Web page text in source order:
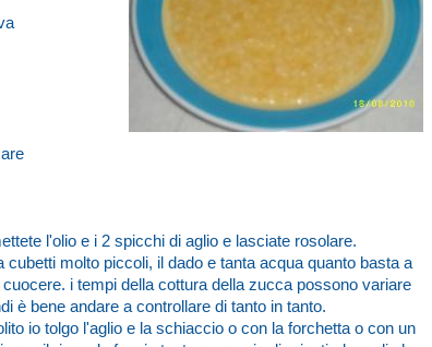
l'olio e i 2 spicchi di aglio e lasciate rosolare.
cubetti molto piccoli, il dado e tanta acqua quanto basta a
i tempi della cottura della zucca possono variare
è bene andare a controllare di tanto in tanto.
io tolgo l'aglio e la schiaccio o con la forchetta o con un